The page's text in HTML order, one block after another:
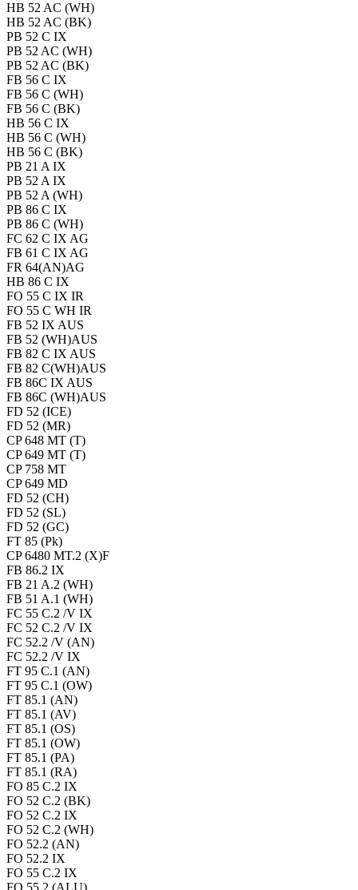
HB 52 AC (WH)
HB 52 AC (BK)
PB 52 C IX
PB 52 AC (WH)
PB 52 AC (BK)
FB 56 C IX
FB 56 C (WH)
FB 56 C (BK)
HB 56 C IX
HB 56 C (WH)
HB 56 C (BK)
PB 21 A IX
PB 52 A IX
PB 52 A (WH)
PB 86 C IX
PB 86 C (WH)
FC 62 C IX AG
FB 61 C IX AG
FR 64(AN)AG
HB 86 C IX
FO 55 C IX IR
FO 55 C WH IR
FB 52 IX AUS
FB 52 (WH)AUS
FB 82 C IX AUS
FB 82 C(WH)AUS
FB 86C IX AUS
FB 86C (WH)AUS
FD 52 (ICE)
FD 52 (MR)
CP 648 MT (T)
CP 649 MT (T)
CP 758 MT
CP 649 MD
FD 52 (CH)
FD 52 (SL)
FD 52 (GC)
FT 85 (Pk)
CP 6480 MT.2 (X)F
FB 86.2 IX
FB 21 A.2 (WH)
FB 51 A.1 (WH)
FC 55 C.2 /V IX
FC 52 C.2 /V IX
FC 52.2 /V (AN)
FC 52.2 /V IX
FT 95 C.1 (AN)
FT 95 C.1 (OW)
FT 85.1 (AN)
FT 85.1 (AV)
FT 85.1 (OS)
FT 85.1 (OW)
FT 85.1 (PA)
FT 85.1 (RA)
FO 85 C.2 IX
FO 52 C.2 (BK)
FO 52 C.2 IX
FO 52 C.2 (WH)
FO 52.2 (AN)
FO 52.2 IX
FO 55 C.2 IX
FO 55.2 (ALU)